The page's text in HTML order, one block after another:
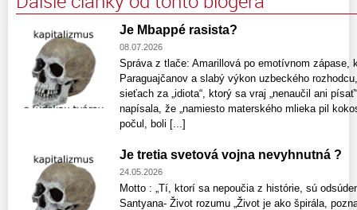
Je Mbappé rasista?
08.07.2026
Správa z tlače: Amarillová po emotívnom zápase,
Paraguajčanov a slabý výkon uzbeckého
sieťach za „idiota“, ktorý sa vraj „nenaučil ani
napísala, že „namiesto materského mlieka pil
počul, boli [...]
Je tretia svetová vojna nevyhnutná ?
24.05.2026
Motto : „Tí, ktorí sa nepoučia z histórie, sú
Santyana- Život rozumu „Život je ako špirála,